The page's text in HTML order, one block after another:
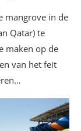
mangrove in de
Qatar) te
maken op de
van het feit